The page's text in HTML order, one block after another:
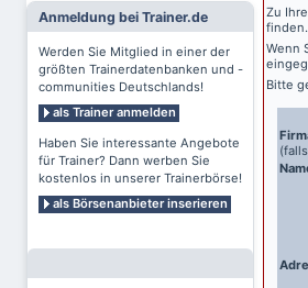
Anmeldung bei Trainer.de
Werden Sie Mitglied in einer der
größten Trainerdatenbanken und -
communities Deutschlands!
als Trainer anmelden
Haben Sie interessante Angebote
für Trainer? Dann werben Sie
kostenlos in unserer Trainerbörse!
als Börsenanbieter inserieren
Zu
finden.
Wenn
Bitte